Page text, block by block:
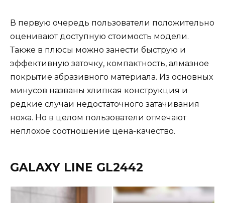
В первую очередь пользователи положительно
оценивают доступную стоимость модели.
Также в плюсы можно занести быструю и
эффективную заточку, компактность, алмазное
покрытие абразивного материала. Из основных
минусов названы хлипкая конструкция и
редкие случаи недостаточного затачивания
ножа. Но в целом пользователи отмечают
неплохое соотношение цена-качество.
GALAXY LINE GL2442